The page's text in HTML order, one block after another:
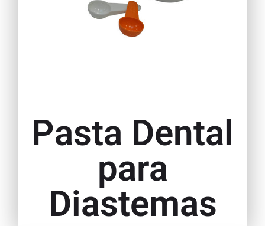
Pasta Dental
para
Diastemas